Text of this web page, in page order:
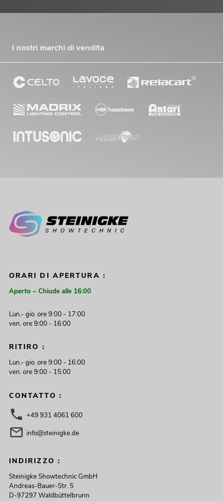
I nostri marchi di vendita
ORARI DI APERTURA :
Aperto – Chiude alle 16:00
Lun.- gio. ore 9:00 - 17:00
ven. ore 9:00 - 16:00
RITIRO :
Lun.- gio. ore 9:00 - 16:00
ven. ore 9:00 - 15:00
CONTATTO :
+49 931 4061 600
info@steinigke.de
INDIRIZZO :
Steinigke Showtechnic GmbH
Andreas-Bauer-Str. 5
D-97297 Waldbüttelbrunn